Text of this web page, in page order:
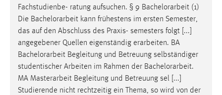
Fachstudienbe- ratung aufsuchen. § 9 Bachelorarbeit (1)
Die Bachelorarbeit kann frühestens im ersten Semester,
das auf den Abschluss des Praxis- semesters folgt [...]
angegebener Quellen eigenständig erarbeiten. BA
Bachelorarbeit Begleitung und Betreuung selbständiger
studentischer Arbeiten im Rahmen der Bachelorarbeit.
MA Masterarbeit Begleitung und Betreuung sel [...]
Studierende nicht rechtzeitig ein Thema, so wird von der